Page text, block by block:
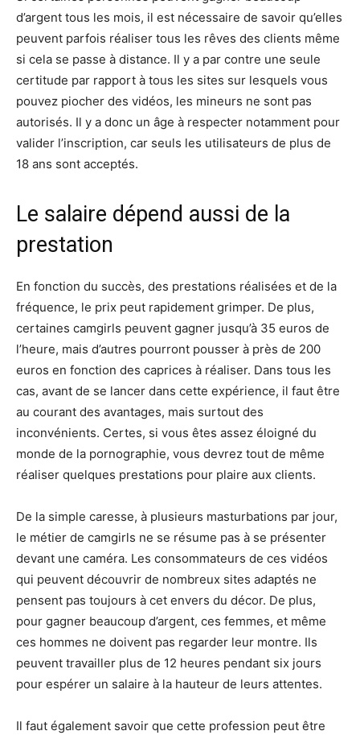
d’argent tous les mois, il est nécessaire de savoir qu’elles
peuvent parfois réaliser tous les rêves des clients même
si cela se passe à distance. Il y a par contre une seule
certitude par rapport à tous les sites sur lesquels vous
pouvez piocher des vidéos, les mineurs ne sont pas
autorisés. Il y a donc un âge à respecter notamment pour
valider l’inscription, car seuls les utilisateurs de plus de
18 ans sont acceptés.
Le salaire dépend aussi de la
prestation
En fonction du succès, des prestations réalisées et de la
fréquence, le prix peut rapidement grimper. De plus,
certaines camgirls peuvent gagner jusqu’à 35 euros de
l’heure, mais d’autres pourront pousser à près de 200
euros en fonction des caprices à réaliser. Dans tous les
cas, avant de se lancer dans cette expérience, il faut être
au courant des avantages, mais surtout des
inconvénients. Certes, si vous êtes assez éloigné du
monde de la pornographie, vous devrez tout de même
réaliser quelques prestations pour plaire aux clients.
De la simple caresse, à plusieurs masturbations par jour,
le métier de camgirls ne se résume pas à se présenter
devant une caméra. Les consommateurs de ces vidéos
qui peuvent découvrir de nombreux sites adaptés ne
pensent pas toujours à cet envers du décor. De plus,
pour gagner beaucoup d’argent, ces femmes, et même
ces hommes ne doivent pas regarder leur montre. Ils
peuvent travailler plus de 12 heures pendant six jours
pour espérer un salaire à la hauteur de leurs attentes.
Il faut également savoir que cette profession peut être